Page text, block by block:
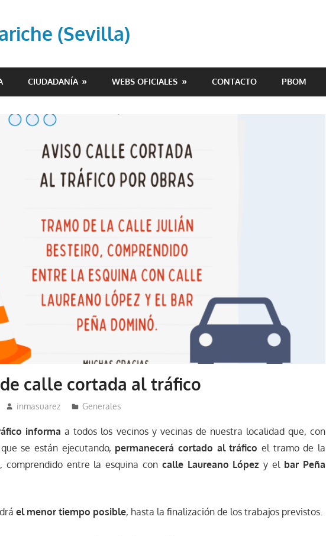
(Sevilla)
CIUDADANÍA WEBS OFICIALES CONTACTO PBOM
calle cortada al tráfico
inmasuarez Generales
informa a todos los vecinos y vecinas de nuestra localidad que, con
se están ejecutando, permanecerá cortado al tráfico el tramo de la
, comprendido entre la esquina con calle Laureano López y el bar Peña
el menor tiempo posible, hasta la finalización de los trabajos previstos.